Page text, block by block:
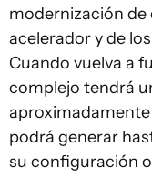
modernización
acelerador y de
Cuando vuelva a
complejo tendrá
aproximadamente
podrá generar
su configuración